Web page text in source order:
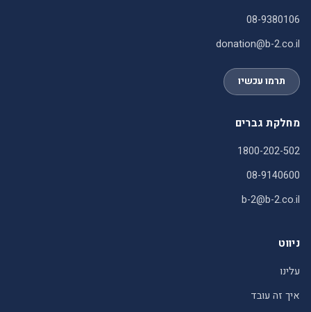
08-9380106
donation@b-2.co.il
תרמו עכשיו
מחלקת גברים
1800-202-502
08-9140600
b-2@b-2.co.il
ניווט
עלינו
איך זה עובד